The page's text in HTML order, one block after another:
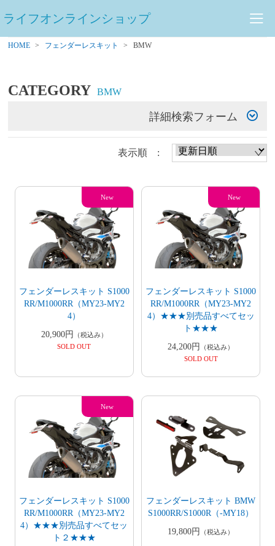
ライフオンラインショップ
HOME フェンダーレスキット BMW
CATEGORY BMW
詳細検索フォーム
表示順 :
フェンダーレスキット S1000
RR/M1000RR（MY23-MY2
4）
20,900円
（税込み）
SOLD OUT
フェンダーレスキット S1000
RR/M1000RR（MY23-MY2
4）★★★別売品すべてセッ
ト★★★
24,200円
（税込み）
SOLD OUT
フェンダーレスキット S1000
RR/M1000RR（MY23-MY2
4）★★★別売品すべてセッ
ト２★★★
フェンダーレスキット BMW
S1000RR/S1000R（-MY18）
19,800円
（税込み）